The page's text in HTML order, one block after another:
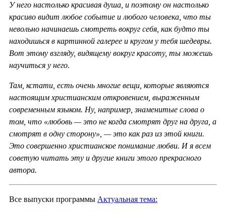
У него настолько красивая душа, и поэтому он настолько
красиво видит любое событие и любого человека, что ты
невольно начинаешь смотреть вокруг себя, как будто ты
находишься в картинной галерее и кругом у тебя шедевры.
Вот этому взгляду, видящему вокруг красоту, ты можешь
научиться у него.
Там, кстати, есть очень многие вещи, которые являются
настоящим христианским откровением, выраженным
современным языком. Ну, например, знаменитые слова о
том, что «любовь — это не когда смотрят друг на друга, а
смотрят в одну сторону», — это как раз из этой книги.
Это совершенно христианское понимание любви. И я всем
советую читать эту и другие книги этого прекрасного
автора.
Все выпуски программы Актуальная тема: